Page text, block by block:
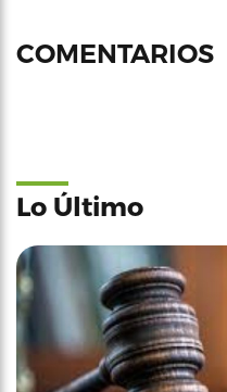
COMENTARIOS
Lo Último